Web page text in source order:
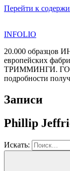
Перейти к
INFOLIO
20.000
европейских
ТРИММИНГИ.
подробности
Записи
Phillip
Искать: